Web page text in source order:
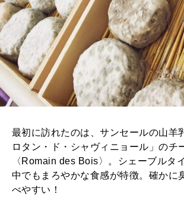
2025年12月号「お酒の新常識
最初に訪れたのは、サンセールの山羊
ロタン・ド・シャヴィニョール」のチ
〈Romain des Bois〉。シェーブルタ
中でもまろやかな食感が特徴。確かに
べやすい！